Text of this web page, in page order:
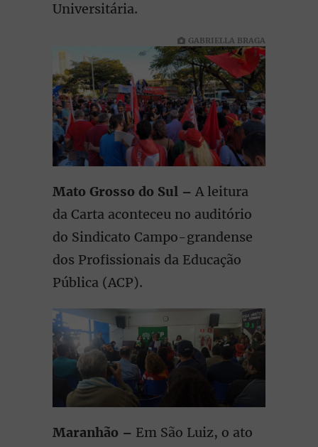
Universitária.
GABRIELLA BRAGA
Mato Grosso do Sul – A leitura
da Carta aconteceu no auditório
do Sindicato Campo-grandense
dos Profissionais da Educação
Pública (ACP).
Maranhão – Em São Luiz, o ato